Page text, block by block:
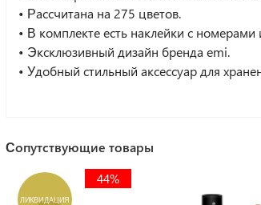
• Рассчитана на 275 цветов.
• В комплекте есть наклейки с
• Эксклюзивный дизайн бренда emi.
• Удобный стильный аксессуар для
Сопутствующие товары
ЛИКВИДАЦИЯ
44%